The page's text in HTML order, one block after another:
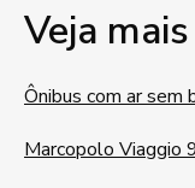
Veja
Ônibus com ar sem
Marcopolo Viaggio